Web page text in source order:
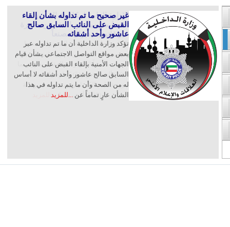
غير صحيح ما تم تداوله بشأن إلقاء
القبض على النائب السابق صالح
عاشور وأحد أشقائه
تؤكد وزارة الداخلية أن ما تم تداوله عبر
بعض مواقع التواصل الاجتماعي بشأن قيام
الجهات الأمنية بإلقاء القبض على النائب
السابق صالح عاشور وأحد أشقائه لا أساس
له من الصحة وأن ما يتم تداوله في هذا
الشأن عارٍ تماماً عن...للمزيد
الإدارة العامة لمكافحة المخدرات
تضبط متهمين من المقيمين بصورة
غير قانونية يديران مصنعاً
الإدارة العامة لمكافحة المخدرات تضبط
متهمين من المقيمين بصورة غير قانونية
يديران مصنعاً للمؤثرات العقلية بحوزتهـما
(100) ألف قرص و(5) كـيلوجرامات من
بـودرة مادة الكبـتاجون بـقيـمة سـوقيـة
تتجـاوز الـ (500) ألـف دينـار
...للمزيد